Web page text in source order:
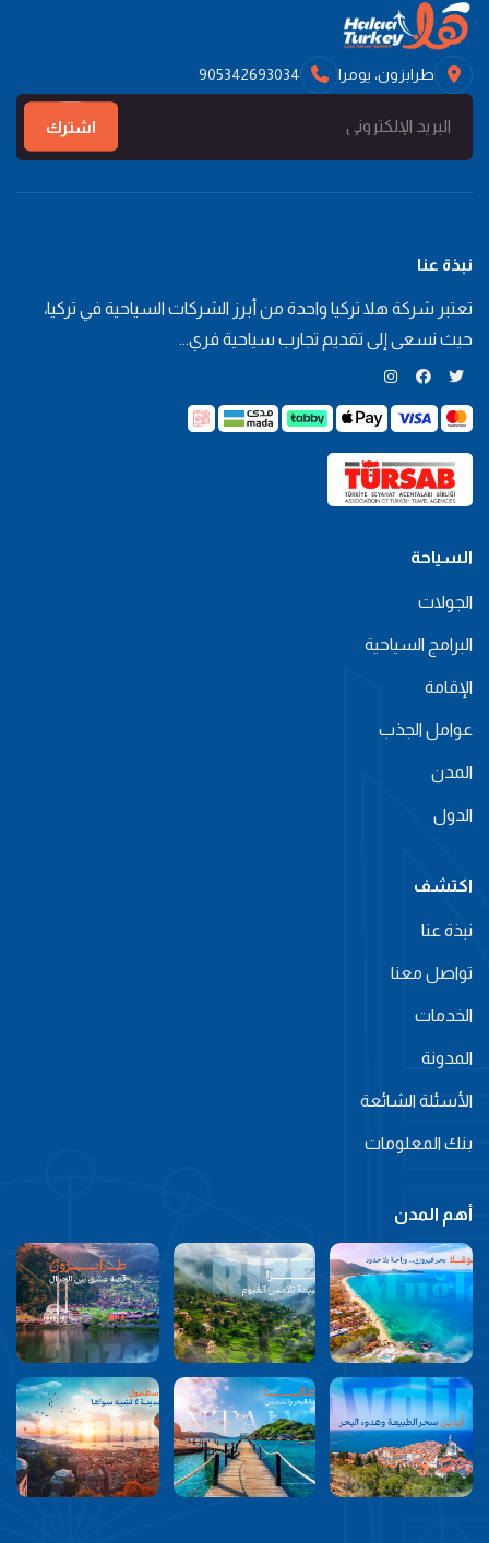
طرابزون، يومرا 905342693034
اشترك
نبذة عنا
تعتبر شركة هلا تركيا واحدة من أبرز الشركات السياحية في تركيا،
حيث نسعى إلى تقديم تجارب سياحية فري...
تويترفيسبوكانستغرام
السياحة
الجولات
البرامج السياحية
الإقامة
عوامل الجذب
المدن
الدول
اكتشف
نبذة عنا
تواصل معنا
الخدمات
المدونة
الأسئلة الشائعة
بنك المعلومات
أهم المدن